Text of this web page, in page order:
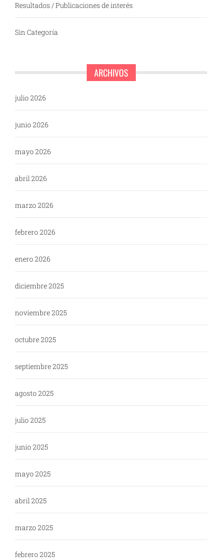
Resultados / Publicaciones de interés
Sin Categoría
ARCHIVOS
julio 2026
junio 2026
mayo 2026
abril 2026
marzo 2026
febrero 2026
enero 2026
diciembre 2025
noviembre 2025
octubre 2025
septiembre 2025
agosto 2025
julio 2025
junio 2025
mayo 2025
abril 2025
marzo 2025
febrero 2025